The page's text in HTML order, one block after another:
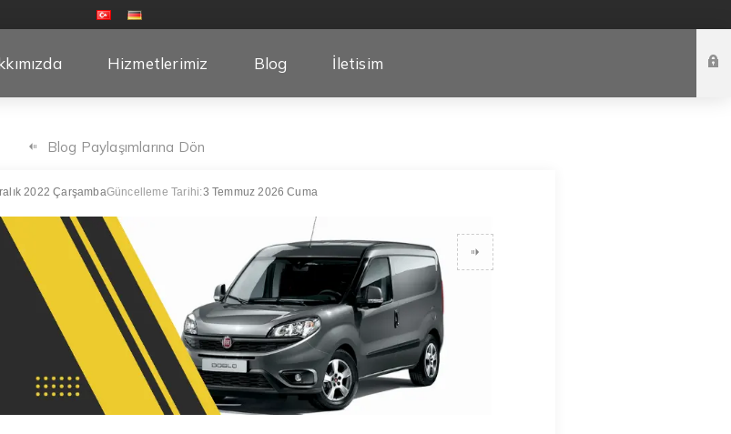
Hizmetlerimiz Blog İletisim
Blog Paylaşımlarına Dön
2022 ÇarşambaGüncelleme Tarihi:3 Temmuz 2026 Cuma